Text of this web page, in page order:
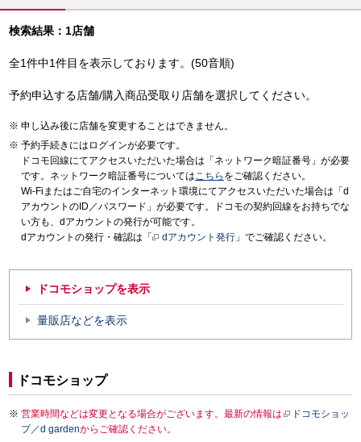
検索結果：1店舗
全1件中1件目を表示しております。(50音順)
予約申込する店舗/購入商品受取り店舗を選択してください。
申し込み後に店舗を変更することはできません。
予約手続きにはログインが必要です。
ドコモ回線にてアクセスいただいた場合は「ネットワーク暗証番号」が必要
です。ネットワーク暗証番号についてはこちら をご確認ください。
Wi-Fiまたはご自宅のインターネット環境にてアクセスいただいた場合は「d
アカウントのID／パスワード」が必要です。ドコモの契約回線をお持ちでな
い方も、dアカウントの発行が可能です。
dアカウントの発行・確認は「
dアカウント発行 」でご確認ください。
ドコモショップを表示
量販店などを表示
ドコモショップ
営業時間などは変更となる場合がございます。最新の情報は
ドコモショッ
プ／d gardenからご確認ください。